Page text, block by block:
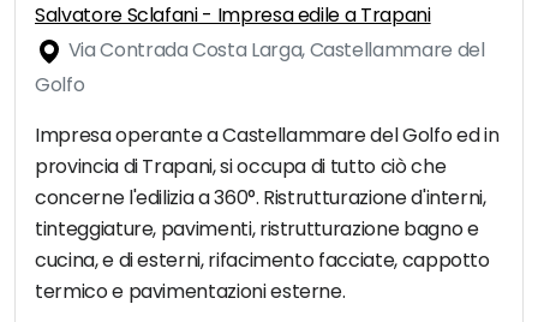
Salvatore Sclafani - Impresa edile a Trapani
Via Contrada Costa Larga, Castellammare del
Golfo
Impresa operante a Castellammare del Golfo ed in
provincia di Trapani, si occupa di tutto ciò che
concerne l'edilizia a 360°. Ristrutturazione d'interni,
tinteggiature, pavimenti, ristrutturazione bagno e
cucina, e di esterni, rifacimento facciate, cappotto
termico e pavimentazioni esterne.